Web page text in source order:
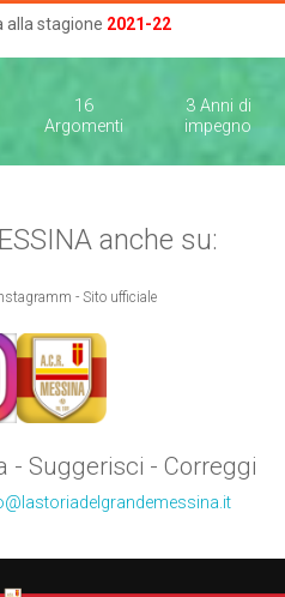
alla stagione 2021-22
16
Argomenti
3 Anni di
impegno
anche su:
- Sito ufficiale
- Suggerisci - Correggi